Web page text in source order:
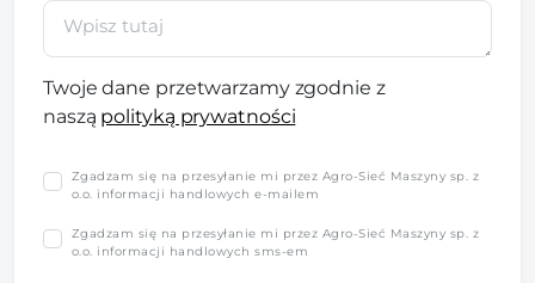
Twoje dane przetwarzamy zgodnie z
naszą polityką prywatności
Zgadzam się na przesyłanie mi przez Agro-Sieć Maszyny sp. z
o.o. informacji handlowych e-mailem
Zgadzam się na przesyłanie mi przez Agro-Sieć Maszyny sp. z
o.o. informacji handlowych sms-em